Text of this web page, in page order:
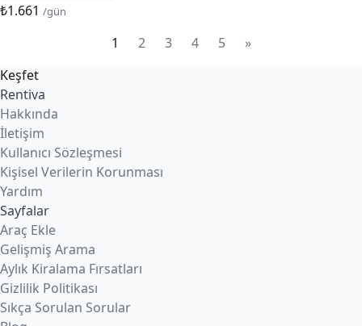
₺1.661 /gün
1 2 3 4 5
»
Keşfet
Rentiva
Hakkında
İletişim
Kullanıcı Sözleşmesi
Kişisel Verilerin Korunması
Yardım
Sayfalar
Araç Ekle
Gelişmiş Arama
Aylık Kiralama Fırsatları
Gizlilik Politikası
Sıkça Sorulan Sorular